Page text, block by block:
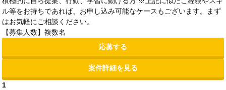
ル等をお持ちであれば、お申し込み可能なケースもございます。まず
はお気軽にご相談ください。
【募集人数】複数名
応募する
案件詳細を見る
1